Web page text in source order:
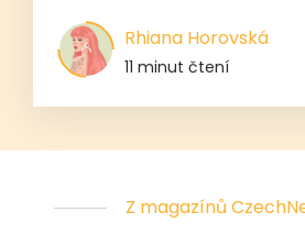
Rhiana Horovská
11 minut čtení
Z magazínů